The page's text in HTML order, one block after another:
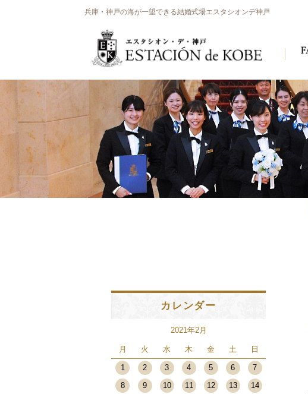
兵庫・神戸の海が一望できる結婚式場エスタシオンデ神戸
カレンダー
2021年2月
月 火 水 木 金 土 日
1 2 3 4 5 6
7
8
9 10 11 12 13
14